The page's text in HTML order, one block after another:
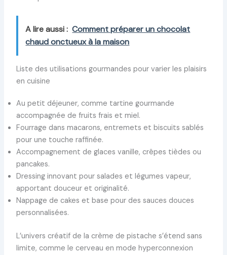
A lire aussi : Comment préparer un chocolat
chaud onctueux à la maison
Liste des utilisations gourmandes pour varier les plaisirs
en cuisine
Au petit déjeuner, comme tartine gourmande
accompagnée de fruits frais et miel.
Fourrage dans macarons, entremets et biscuits sablés
pour une touche raffinée.
Accompagnement de glaces vanille, crêpes tièdes ou
pancakes.
Dressing innovant pour salades et légumes vapeur,
apportant douceur et originalité.
Nappage de cakes et base pour des sauces douces
personnalisées.
L’univers créatif de la crème de pistache s’étend sans
limite, comme le cerveau en mode hyperconnexion